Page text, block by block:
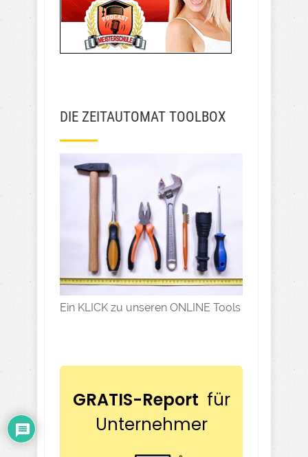
DIE ZEITAUTOMAT TOOLBOX
Ein KLICK zu unseren ONLINE Tools
GRATIS-Report für
Unternehmer